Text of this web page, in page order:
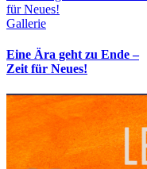
für Neues!
Gallerie
Eine Ära geht zu Ende –
Zeit für Neues!